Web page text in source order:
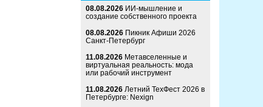
08.08.2026 ИИ-мышление и
создание собственного проекта
08.08.2026 Пикник Афиши 2026
Санкт-Петербург
11.08.2026 Метавселенные и
виртуальная реальность: мода
или рабочий инструмент
11.08.2026 Летний ТехФест 2026 в
Петербурге: Nexign